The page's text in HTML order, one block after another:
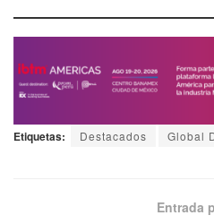
Etiquetas: Destacados Global
Entrada